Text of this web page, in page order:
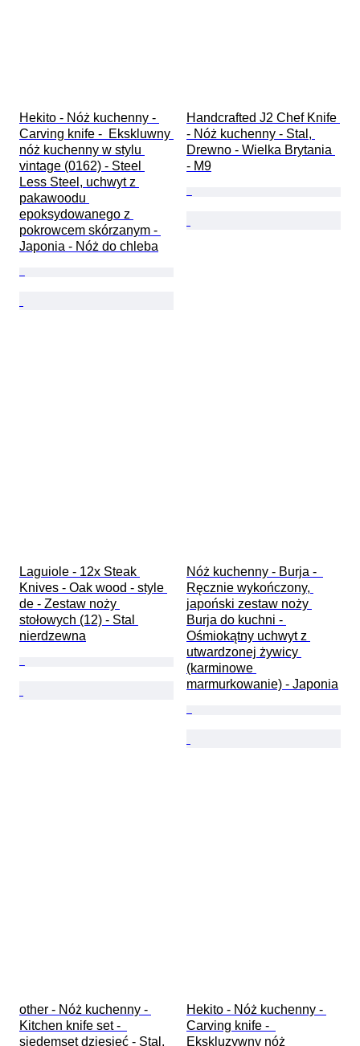
Hekito - Nóż kuchenny -
Carving knife -  Ekskluwny
nóż kuchenny w stylu
vintage (0162) - Steel
Less Steel, uchwyt z
pakawoodu
epoksydowanego z
pokrowcem skórzanym -
Japonia - Nóż do chleba
Handcrafted J2 Chef Knife
- Nóż kuchenny - Stal,
Drewno - Wielka Brytania
- M9
Laguiole - 12x Steak
Knives - Oak wood - style
de - Zestaw noży
stołowych (12) - Stal
nierdzewna
Nóż kuchenny - Burja -
Ręcznie wykończony,
japoński zestaw noży
Burja do kuchni -
Ośmiokątny uchwyt z
utwardzonej żywicy
(karminowe
marmurkowanie) - Japonia
other - Nóż kuchenny -
Kitchen knife set -
siedemset dziesięć - Stal,
Hekito - Nóż kuchenny -
Carving knife -
Ekskluzywny nóż